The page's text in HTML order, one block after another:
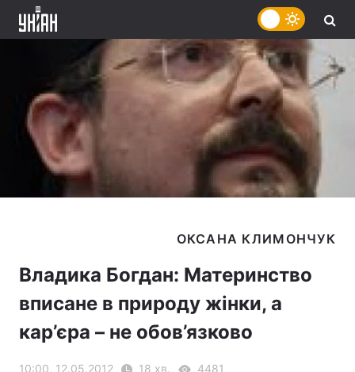
Владика Богдан: Материнство
вписане в природу жінки, а
кар’єра – не обов’язково
10:00, 12.05.2012 18 хв. 4481